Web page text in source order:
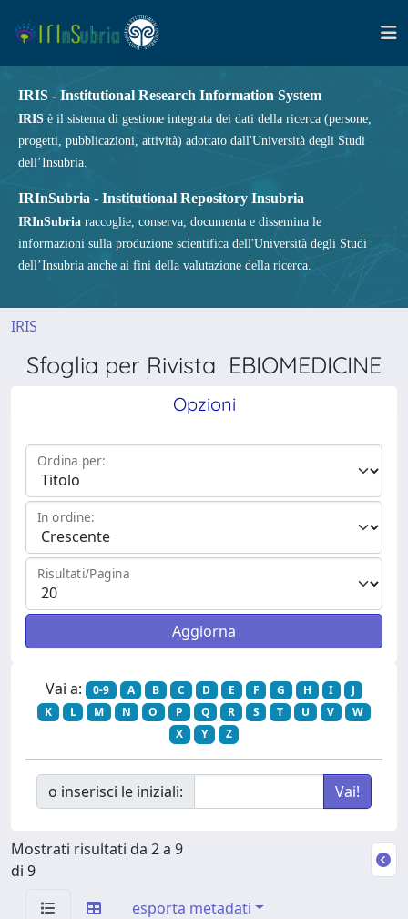
IRIS - Institutional Research Information System
IRIS è il sistema di gestione integrata dei dati della ricerca (persone,
progetti, pubblicazioni, attività) adottato dall'Università degli Studi
dell’Insubria.
IRInSubria - Institutional Repository Insubria
IRInSubria raccoglie, conserva, documenta e dissemina le
informazioni sulla produzione scientifica dell'Università degli Studi
dell’Insubria anche ai fini della valutazione della ricerca.
IRIS
Sfoglia per Rivista EBIOMEDICINE
Opzioni
Ordina per:
In ordine:
Risultati/Pagina
Vai a: 0-9 A B C D E F G H I
J
K
L M N O P Q R S T U V
W
X
Y Z
o inserisci le iniziali:
Mostrati risultati da 2 a 9
di 9
esporta metadati